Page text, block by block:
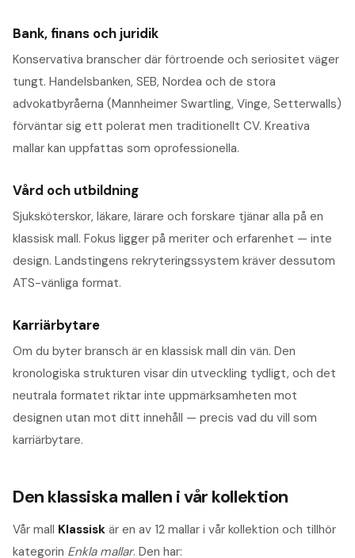
Bank, finans och juridik
Konservativa branscher där förtroende och seriositet väger
tungt. Handelsbanken, SEB, Nordea och de stora
advokatbyråerna (Mannheimer Swartling, Vinge, Setterwalls)
förväntar sig ett polerat men traditionellt CV. Kreativa
mallar kan uppfattas som oprofessionella.
Vård och utbildning
Sjuksköterskor, läkare, lärare och forskare tjänar alla på en
klassisk mall. Fokus ligger på meriter och erfarenhet — inte
design. Landstingens rekryteringssystem kräver dessutom
ATS-vänliga format.
Karriärbytare
Om du byter bransch är en klassisk mall din vän. Den
kronologiska strukturen visar din utveckling tydligt, och det
neutrala formatet riktar inte uppmärksamheten mot
designen utan mot ditt innehåll — precis vad du vill som
karriärbytare.
Den klassiska mallen i vår kollektion
Vår mall Klassisk är en av 12 mallar i vår kollektion och tillhör
kategorin Enkla mallar. Den har: